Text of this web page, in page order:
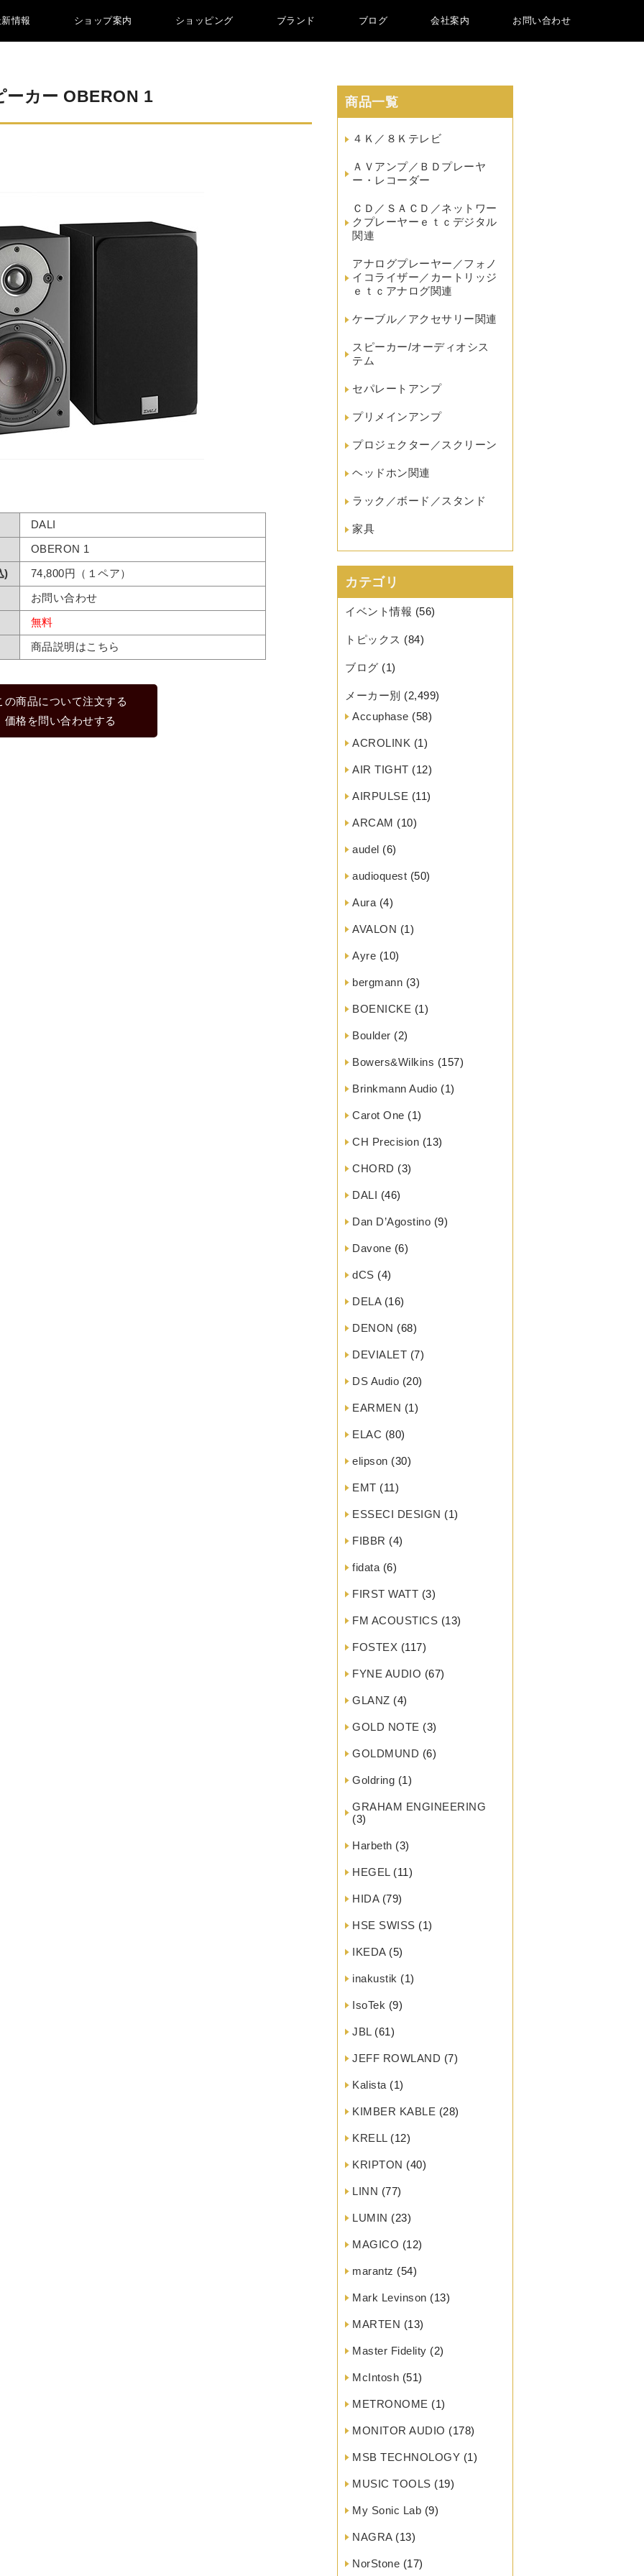
情報 ショップ案内 ショッピング ブランド ブログ 会社案内 お問い合わせ
カー OBERON 1
DALI
OBERON 1
)
74,800円（１ペア）
お問い合わせ
無料
商品説明はこちら
の商品について注文する
価格を問い合わせする
商品一覧
４Ｋ／８Ｋテレビ
ＡＶアンプ／ＢＤプレーヤ
ー・レコーダー
ＣＤ／ＳＡＣＤ／ネットワー
クプレーヤーｅｔｃデジタル
関連
アナログプレーヤー／フォノ
イコライザー／カートリッジ
ｅｔｃアナログ関連
ケーブル／アクセサリー関連
スピーカー/オーディオシス
テム
セパレートアンプ
プリメインアンプ
プロジェクター／スクリーン
ヘッドホン関連
ラック／ボード／スタンド
家具
カテゴリ
イベント情報 (56)
トピックス (84)
ブログ (1)
メーカー別 (2,499)
Accuphase (58)
ACROLINK (1)
AIR TIGHT (12)
AIRPULSE (11)
ARCAM (10)
audel (6)
audioquest (50)
Aura (4)
AVALON (1)
Ayre (10)
bergmann (3)
BOENICKE (1)
Boulder (2)
Bowers&Wilkins (157)
Brinkmann Audio (1)
Carot One (1)
CH Precision (13)
CHORD (3)
DALI (46)
Dan D’Agostino (9)
Davone (6)
dCS (4)
DELA(16)
DENON (68)
DEVIALET (7)
DS Audio (20)
EARMEN (1)
ELAC (80)
elipson (30)
EMT (11)
ESSECI DESIGN (1)
FIBBR (4)
fidata (6)
FIRST WATT (3)
FM ACOUSTICS (13)
FOSTEX (117)
FYNE AUDIO (67)
GLANZ (4)
GOLD NOTE (3)
GOLDMUND (6)
Goldring (1)
GRAHAM ENGINEERING
(3)
Harbeth (3)
HEGEL(11)
HIDA(79)
HSE SWISS (1)
IKEDA(5)
inakustik (1)
IsoTek (9)
JBL(61)
JEFF ROWLAND (7)
Kalista (1)
KIMBER KABLE (28)
KRELL(12)
KRIPTON (40)
LINN (77)
LUMIN (23)
MAGICO (12)
marantz (54)
Mark Levinson (13)
MARTEN (13)
Master Fidelity (2)
McIntosh (51)
METRONOME (1)
MONITOR AUDIO (178)
MSB TECHNOLOGY (1)
MUSIC TOOLS (19)
My Sonic Lab (9)
NAGRA(13)
NorStone (17)